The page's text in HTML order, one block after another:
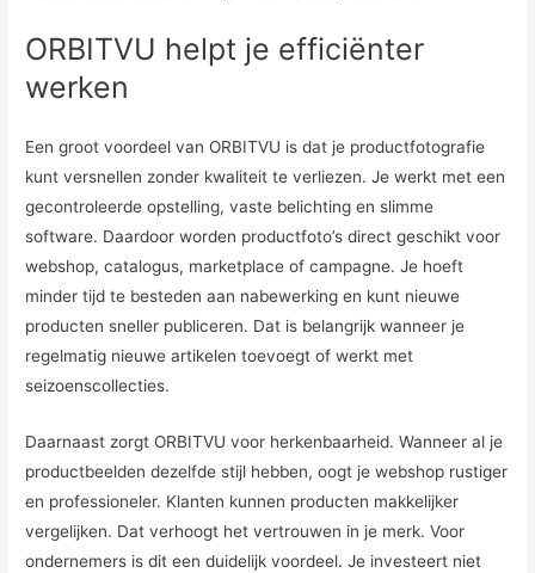
ORBITVU helpt je efficiënter
werken
Een groot voordeel van ORBITVU is dat je productfotografie
kunt versnellen zonder kwaliteit te verliezen. Je werkt met een
gecontroleerde opstelling, vaste belichting en slimme
software. Daardoor worden productfoto’s direct geschikt voor
webshop, catalogus, marketplace of campagne. Je hoeft
minder tijd te besteden aan nabewerking en kunt nieuwe
producten sneller publiceren. Dat is belangrijk wanneer je
regelmatig nieuwe artikelen toevoegt of werkt met
seizoenscollecties.
Daarnaast zorgt ORBITVU voor herkenbaarheid. Wanneer al je
productbeelden dezelfde stijl hebben, oogt je webshop rustiger
en professioneler. Klanten kunnen producten makkelijker
vergelijken. Dat verhoogt het vertrouwen in je merk. Voor
ondernemers is dit een duidelijk voordeel. Je investeert niet